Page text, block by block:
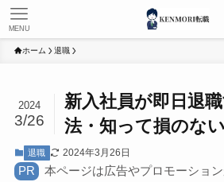
MENU
ホーム 退職
新入社員が即日退
法・知って損のな
2024
3/26
退職 2024年3月26日
PR 本ページは広告やプロモーショ